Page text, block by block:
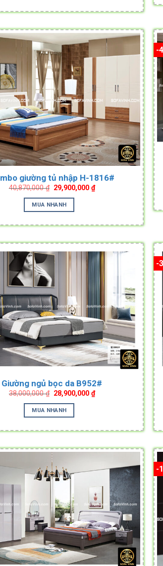
giường tủ nhập H-1816#
40,870,000₫ Original
was:
40,870,000 ₫.
29,900,000₫Current
MUA NHANH
-
Giường ngủ bọc da B952#
38,000,000₫ Original
price
was:
38,000,000 ₫.
28,900,000₫Current
price
MUA NHANH
-
-